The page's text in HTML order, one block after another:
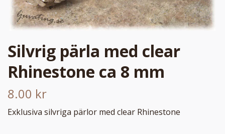
Silvrig pärla med clear
Rhinestone ca 8 mm
8.00 kr
Exklusiva silvriga pärlor med clear Rhinestone